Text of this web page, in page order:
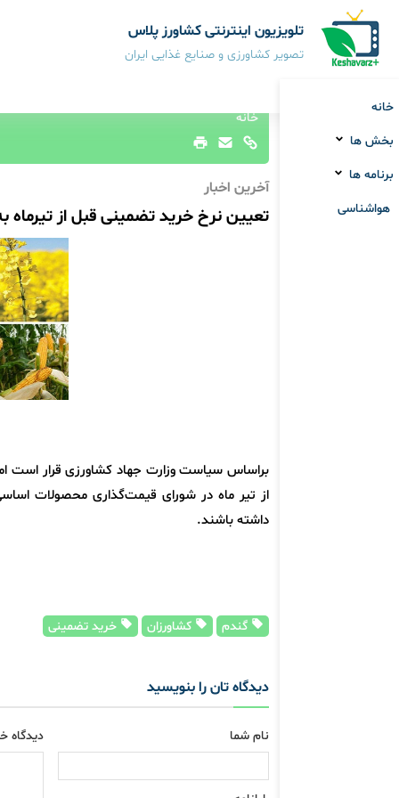
تلویزیون اینترنتی کشاورز پلاس
تصویر کشاورزی و صنایع غذایی ایران
خانه
بخش ها
برنامه ها
هواشناسی
خانه
آخرین اخبار
تعیین نرخ خرید تضمینی قبل از تیرماه
از تیر ماه در شورای قیمت‌گذاری محصولات
داشته باشند.
گندم کشاورزان خرید تضمینی
دیدگاه تان را بنویسید
نام شما دیدگاه